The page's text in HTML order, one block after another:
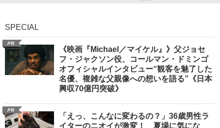
SPECIAL
PR
《映画『Michael／マイケル』》父ジョセ
フ・ジャクソン役、コールマン・ドミンゴ
オフィシャルインタビュー“観客を魅了した
名優、複雑な父親像への想いを語る”《日本
興収70億円突破》
PR
「えっ、こんなに変わるの？」36歳男性ラ
イターのニオイが激変！ 夏場に気にな